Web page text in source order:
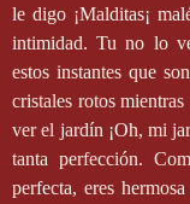
le digo ¡Malditas¡
intimidad. Tu no lo
estos instantes que
cristales rotos
ver el jardín ¡Oh, mi
tanta perfección.
perfecta, eres